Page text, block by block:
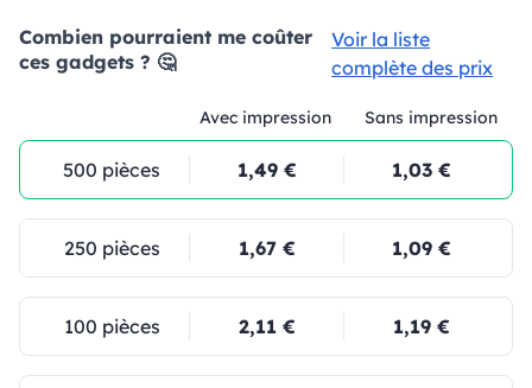
Combien pourraient me coûter
ces gadgets ? 🤔
Voir la liste
complète des prix
Avec impression Sans impression
500 pièces 1,49 € 1,03 €
250 pièces 1,67 € 1,09 €
100 pièces 2,11 € 1,19 €